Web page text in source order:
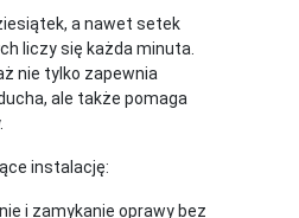
a nawet setek
liczy się każda minuta.
nie tylko zapewnia
ale także pomaga
instalację:
i zamykanie oprawy bez